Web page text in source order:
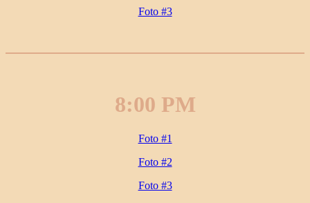
Foto #3
8:00 PM
Foto #1
Foto #2
Foto #3